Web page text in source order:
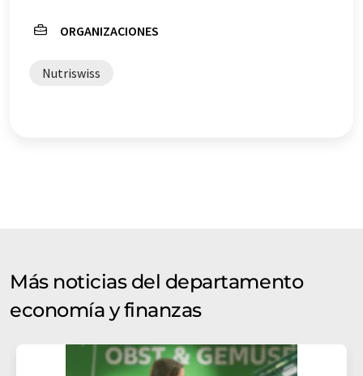
ORGANIZACIONES
Nutriswiss
Más noticias del departamento
economía y finanzas